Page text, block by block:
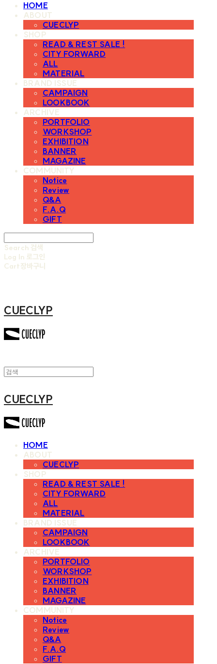
HOME
ABOUT
CUECLYP
SHOP
READ & REST SALE !
CITY FORWARD
ALL
MATERIAL
BRAND ISSUE
CAMPAIGN
LOOKBOOK
ARCHIVE
PORTFOLIO
WORKSHOP
EXHIBITION
BANNER
MAGAZINE
COMMUNITY
Notice
Review
Q&A
F.A.Q
GIFT
Search 검색
Log In 로그인
Cart장바구니
CUECLYP
CUECLYP
HOME
ABOUT
CUECLYP
SHOP
READ & REST SALE !
CITY FORWARD
ALL
MATERIAL
BRAND ISSUE
CAMPAIGN
LOOKBOOK
ARCHIVE
PORTFOLIO
WORKSHOP
EXHIBITION
BANNER
MAGAZINE
COMMUNITY
Notice
Review
Q&A
F.A.Q
GIFT